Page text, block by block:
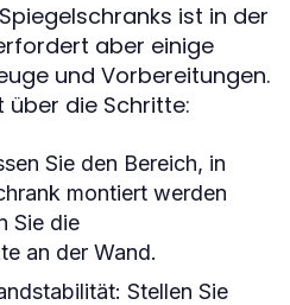
ist in der
aber einige
und Vorbereitungen.
über die Schritte:
Sie den Bereich, in
montiert werden
Sie die
an der Wand.
Stellen Sie